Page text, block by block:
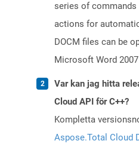
series of
actions for
DOCM files can be
Microsoft Word
Var kan jag hitta
Cloud API för C++?
Kompletta
Aspose.Total Cloud